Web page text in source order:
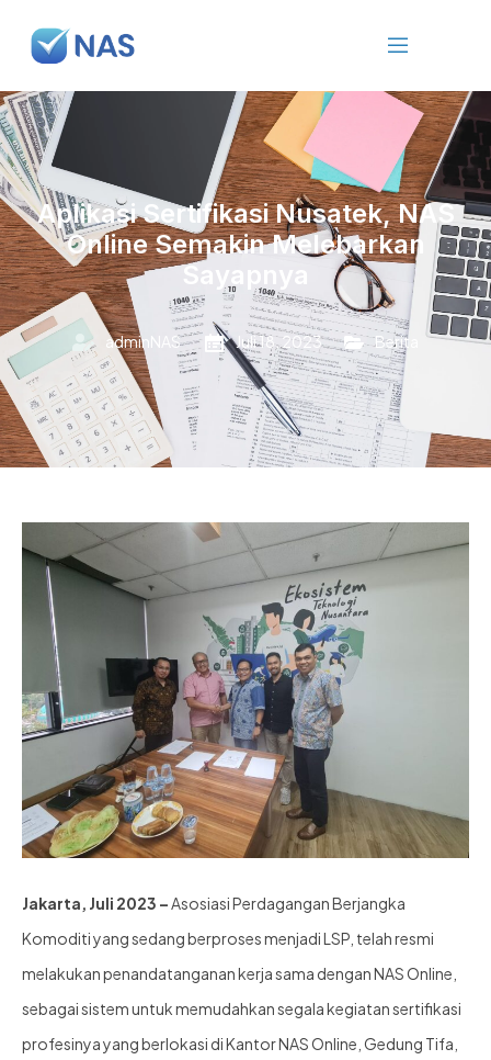
Aplikasi Sertifikasi Nusatek, NAS
Online Semakin Melebarkan
Sayapnya
adminNAS Juli 18, 2023 Berita
Jakarta, Juli 2023 –Asosiasi Perdagangan Berjangka
Komoditi yang sedang berproses menjadi LSP, telah resmi
melakukan penandatanganan kerja sama dengan NAS Online,
sebagai sistem untuk memudahkan segala kegiatan sertifikasi
profesinya yang berlokasi di Kantor NAS Online, Gedung Tifa,